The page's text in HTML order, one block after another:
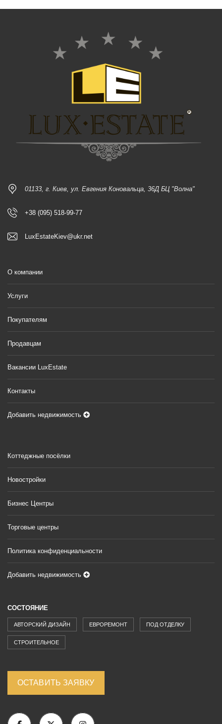
01133, г. Киев, ул. Евгения Коновальца, 36Д БЦ "Волна"
+38 (095) 518-99-77
LuxEstateKiev@ukr.net
О компании
Услуги
Покупателям
Продавцам
Вакансии LuxEstate
Контакты
Добавить недвижимость
Коттеджные посёлки
Новостройки
Бизнес Центры
Торговые центры
Политика конфиденциальности
Добавить недвижимость
СОСТОЯНИЕ
АВТОРСКИЙ ДИЗАЙН ЕВРОРЕМОНТ ПОД ОТДЕЛКУ
СТРОИТЕЛЬНОЕ
ОСТАВИТЬ ЗАЯВКУ